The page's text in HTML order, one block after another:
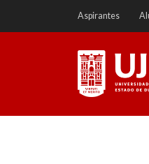
a
Aspirantes